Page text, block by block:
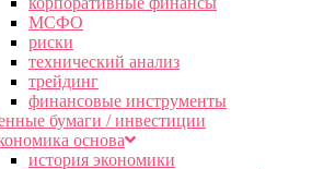
МСФО
риски
технический анализ
трейдинг
финансовые инструменты
бумаги / инвестиции
основа
история экономики